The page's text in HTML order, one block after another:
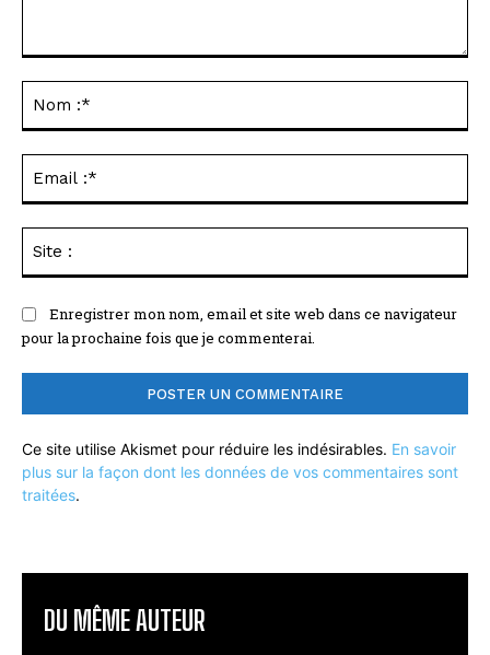
Enregistrer mon nom, email et site web dans ce navigateur
pour la prochaine fois que je commenterai.
Ce site utilise Akismet pour réduire les indésirables. En savoir
plus sur la façon dont les données de vos commentaires sont
traitées.
DU MÊME AUTEUR